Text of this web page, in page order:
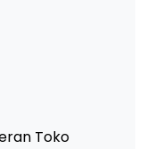
Toko